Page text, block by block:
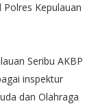
Kepulauan
Seribu AKBP
inspektur
dan Olahraga